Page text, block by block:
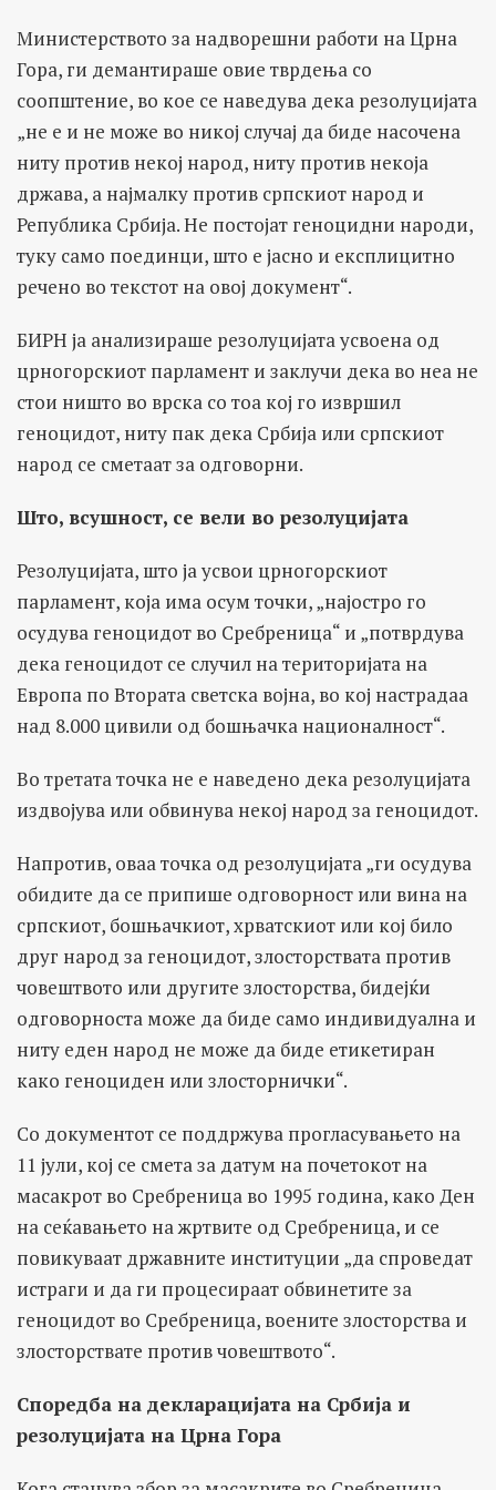
Министерството за надворешни работи на Црна
Гора, ги демантираше овие тврдења со
соопштение, во кое се наведува дека резолуцијата
„не е и не може во никој случај да биде насочена
ниту против некој народ, ниту против некоја
држава, а најмалку против српскиот народ и
Република Србија. Не постојат геноцидни народи,
туку само поединци, што е јасно и експлицитно
речено во текстот на овој документ“.
БИРН ја анализираше резолуцијата усвоена од
црногорскиот парламент и заклучи дека во неа не
стои ништо во врска со тоа кој го извршил
геноцидот, ниту пак дека Србија или српскиот
народ се сметаат за одговорни.
Што, всушност, се вели во резолуцијата
Резолуцијата, што ја усвои црногорскиот
парламент, која има осум точки, „најостро го
осудува геноцидот во Сребреница“ и „потврдува
дека геноцидот се случил на територијата на
Европа по Втората светска војна, во кој настрадаа
над 8.000 цивили од бошњачка националност“.
Во третата точка не е наведено дека резолуцијата
издвојува или обвинува некој народ за геноцидот.
Напротив, оваа точка од резолуцијата „ги осудува
обидите да се припише одговорност или вина на
српскиот, бошњачкиот, хрватскиот или кој било
друг народ за геноцидот, злосторствата против
човештвото или другите злосторства, бидејќи
одговорноста може да биде само индивидуална и
ниту еден народ не може да биде етикетиран
како геноциден или злосторнички“.
Со документот се поддржува прогласувањето на
11 јули, кој се смета за датум на почетокот на
масакрот во Сребреница во 1995 година, како Ден
на сеќавањето на жртвите од Сребреница, и се
повикуваат државните институции „да спроведат
истраги и да ги процесираат обвинетите за
геноцидот во Сребреница, воените злосторства и
злосторствате против човештвото“.
Споредба на декларацијата на Србија и
резолуцијата на Црна Гора